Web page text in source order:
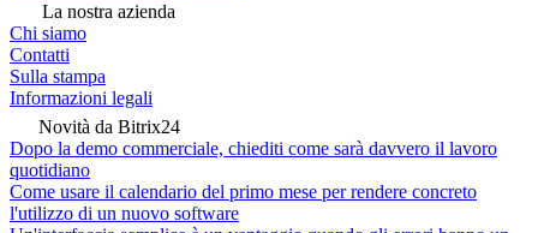
La nostra azienda
Chi siamo
Contatti
Sulla stampa
Informazioni legali
Novità da Bitrix24
Dopo la demo commerciale, chiediti come sarà davvero il lavoro
quotidiano
Come usare il calendario del primo mese per rendere concreto
l'utilizzo di un nuovo software